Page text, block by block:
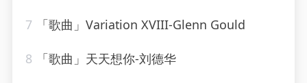
7 「歌曲」Variation XVIII-Glenn Gould
8 「歌曲」天天想你-刘德华